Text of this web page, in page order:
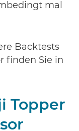
mal
Backtests
finden Sie in
Topper